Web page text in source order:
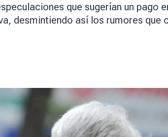
que sugerían un pago
desmintiendo así los rumores